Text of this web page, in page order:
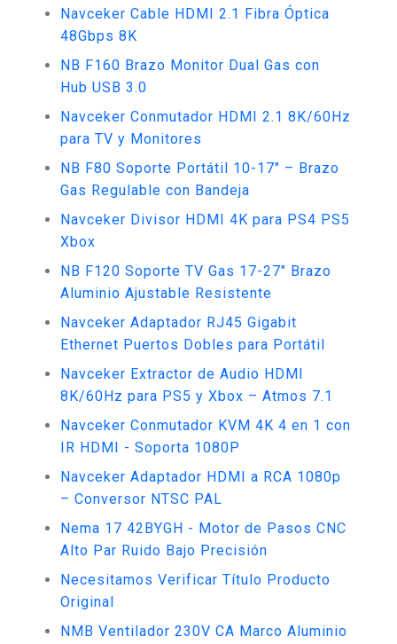
Navceker Cable HDMI 2.1 Fibra Óptica
48Gbps 8K
NB F160 Brazo Monitor Dual Gas con
Hub USB 3.0
Navceker Conmutador HDMI 2.1 8K/60Hz
para TV y Monitores
NB F80 Soporte Portátil 10-17" – Brazo
Gas Regulable con Bandeja
Navceker Divisor HDMI 4K para PS4 PS5
Xbox
NB F120 Soporte TV Gas 17-27" Brazo
Aluminio Ajustable Resistente
Navceker Adaptador RJ45 Gigabit
Ethernet Puertos Dobles para Portátil
Navceker Extractor de Audio HDMI
8K/60Hz para PS5 y Xbox – Atmos 7.1
Navceker Conmutador KVM 4K 4 en 1 con
IR HDMI - Soporta 1080P
Navceker Adaptador HDMI a RCA 1080p
– Conversor NTSC PAL
Nema 17 42BYGH - Motor de Pasos CNC
Alto Par Ruido Bajo Precisión
Necesitamos Verificar Título Producto
Original
NMB Ventilador 230V CA Marco Aluminio